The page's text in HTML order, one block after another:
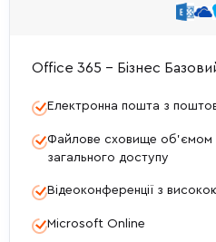
Office 365 - Бізнес
Електронна пошта з
Файлове сховище об’ємом
загального доступу
Відеоконференції з
Microsoft Online